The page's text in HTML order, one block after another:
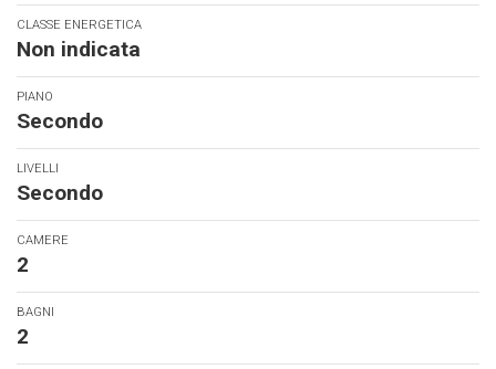
CLASSE ENERGETICA
Non indicata
PIANO
Secondo
LIVELLI
Secondo
CAMERE
2
BAGNI
2